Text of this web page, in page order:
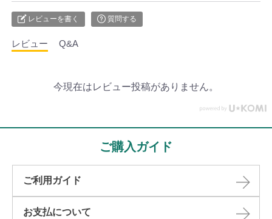
レビューを書く 質問する
レビュー Q&A
今現在はレビュー投稿がありません。
ご購入ガイド
ご利用ガイド
お支払について